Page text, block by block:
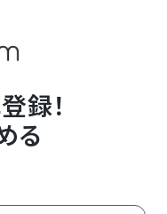
録！
る